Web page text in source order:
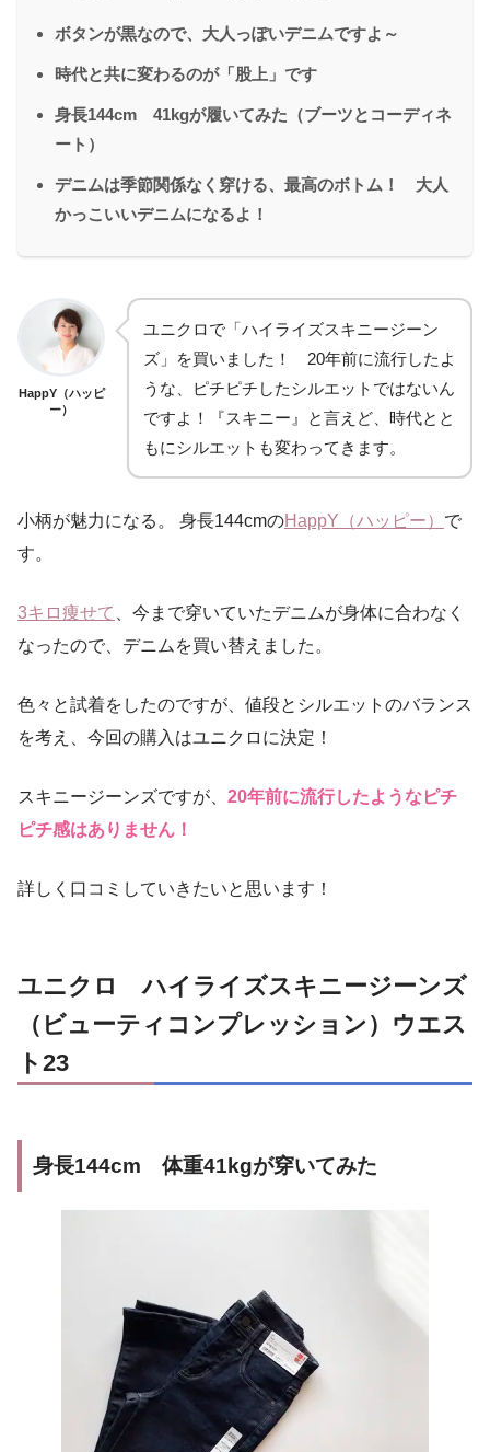
ボタンが黒なので、大人っぽいデニムですよ～
時代と共に変わるのが「股上」です
身長144cm 41kgが履いてみた（ブーツとコーディネ
ート）
デニムは季節関係なく穿ける、最高のボトム！ 大人
かっこいいデニムになるよ！
HappY（ハッピ
ー）
ユニクロで「ハイライズスキニージーン
ズ」を買いました！ 20年前に流行したよ
うな、ピチピチしたシルエットではないん
ですよ！『スキニー』と言えど、時代とと
もにシルエットも変わってきます。
小柄が魅力になる。 身長144cmのHappY（ハッピー） で
す。
3キロ痩せて
、今まで穿いていたデニムが身体に合わなく
なったので、デニムを買い替えました。
色々と試着をしたのですが、値段とシルエットのバランス
を考え、今回の購入はユニクロに決定！
スキニージーンズですが、 20年前に流行したようなピチ
ピチ感はありません！
詳しく口コミしていきたいと思います！
ユニクロ ハイライズスキニージーンズ
（ビューティコンプレッション）ウエス
ト23
身長144cm 体重41kgが穿いてみた